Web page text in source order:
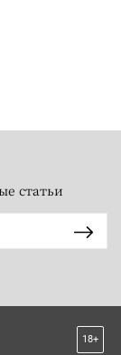
статьи
18+